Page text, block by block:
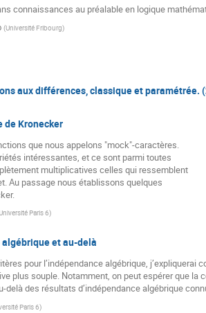
connaissances au préalable en logique
(Université Fribourg)
aux différences, classique et paramétrée.
de Kronecker
que nous appelons "mock"-caractères.
intéressantes, et ce sont parmi toutes
multiplicatives celles qui ressemblent
Au passage nous établissons quelques
Paris 6)
et au-delà
pour l’indépendance algébrique,
plus souple. Notamment, on peut espérer que
delà des résultats d’indépendance algébrique
Paris 6)